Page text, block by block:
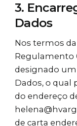
3.
Dados
Nos termos
Regulamento
designado
Dados, o qual
do endereço
de carta